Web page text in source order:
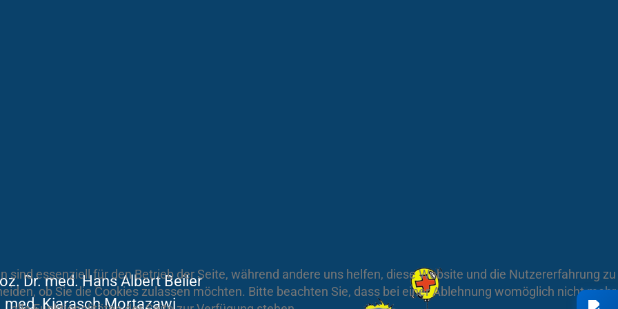
Dr. med. Hans Albert Beiler
med. Kiarasch Mortazawi
sind essenziell für den Betrieb der Seite, während andere uns helfen, diese Website und die Nutzererfahrung zu
ob Sie die Cookies zulassen möchten. Bitte beachten Sie, dass bei einer Ablehnung womöglich nicht mehr